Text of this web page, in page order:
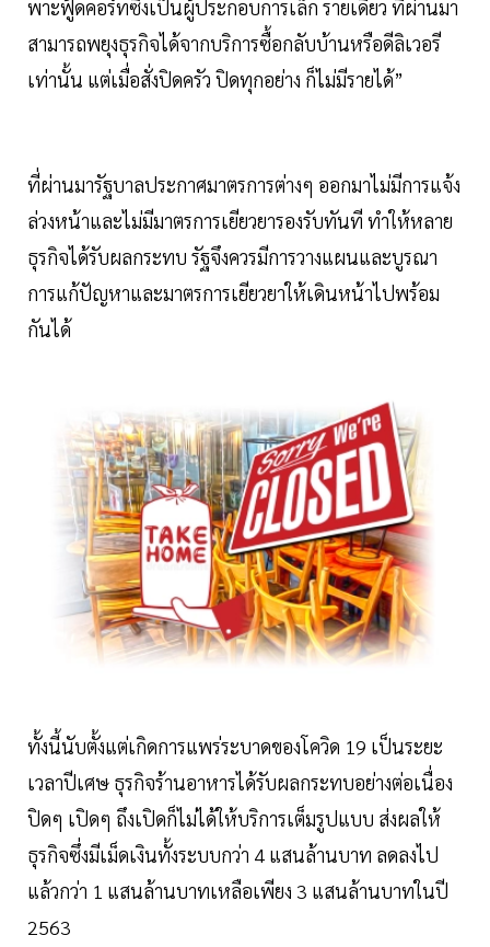
พาะฟู้ดคอร์ทซึ่งเป็นผู้ประกอบการเล็ก รายเดียว ที่ผ่านมา
สามารถพยุงธุรกิจได้จากบริการซื้อกลับบ้านหรือดีลิเวอรี
เท่านั้น แต่เมื่อสั่งปิดครัว ปิดทุกอย่าง ก็ไม่มีรายได้”
ที่ผ่านมารัฐบาลประกาศมาตรการต่างๆ ออกมาไม่มีการแจ้ง
ล่วงหน้าและไม่มีมาตรการเยียวยารองรับทันที ทำให้หลาย
ธุรกิจได้รับผลกระทบ รัฐจึงควรมีการวางแผนและบูรณา
การแก้ปัญหาและมาตรการเยียวยาให้เดินหน้าไปพร้อม
กันได้
ทั้งนี้นับตั้งแต่เกิดการแพร่ระบาดของโควิด 19 เป็นระยะ
เวลาปีเศษ ธุรกิจร้านอาหารได้รับผลกระทบอย่างต่อเนื่อง
ปิดๆ เปิดๆ ถึงเปิดก็ไม่ได้ให้บริการเต็มรูปแบบ ส่งผลให้
ธุรกิจซึ่งมีเม็ดเงินทั้งระบบกว่า 4 แสนล้านบาท ลดลงไป
แล้วกว่า 1 แสนล้านบาทเหลือเพียง 3 แสนล้านบาทในปี
2563